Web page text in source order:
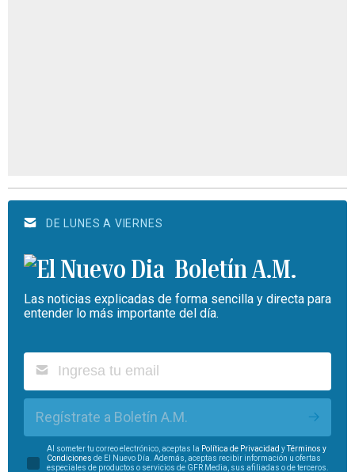
DE LUNES A VIERNES
Boletín A.M.
Las noticias explicadas de forma sencilla y directa para
entender lo más importante del día.
Regístrate a Boletín A.M.
Al someter tu correo electrónico, aceptas la Política de Privacidad yTérminos y
Condiciones de El Nuevo Día. Además, aceptas recibir información u ofertas
especiales de productos o servicios de GFR Media, sus afiliadas o de terceros.